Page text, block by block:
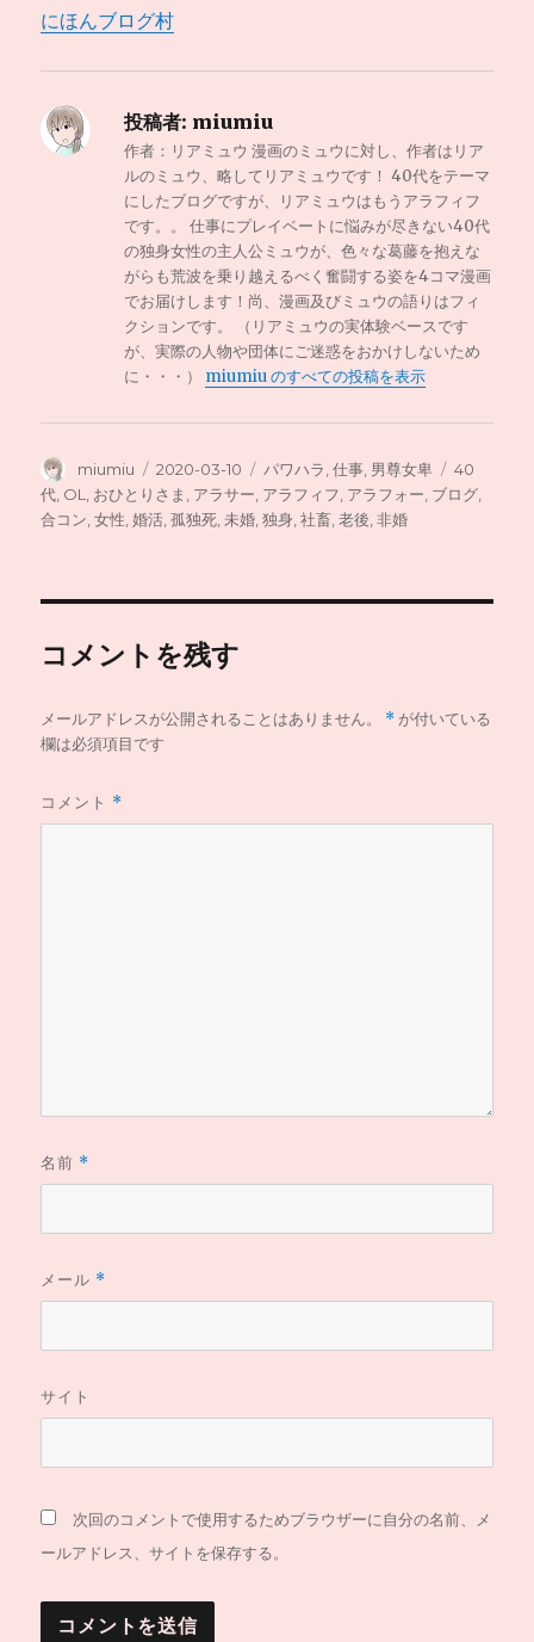
にほんブログ村
投稿者: miumiu
作者：リアミュウ 漫画のミュウに対し、作者はリア
ルのミュウ、略してリアミュウです！ 40代をテーマ
にしたブログですが、リアミュウはもうアラフィフ
です。。 仕事にプレイベートに悩みが尽きない40代
の独身女性の主人公ミュウが、色々な葛藤を抱えな
がらも荒波を乗り越えるべく奮闘する姿を4コマ漫画
でお届けします！尚、漫画及びミュウの語りはフィ
クションです。 （リアミュウの実体験ベースです
が、実際の人物や団体にご迷惑をおかけしないため
に・・・） miumiu のすべての投稿を表示
投
稿
者
miumiu
投
稿
日:
2020-03-10
カ
テ
ゴ
パワハラ ,仕事 男尊女卑
タ
グ
40
代 OL おひとりさま アラサー アラフィフ アラフォー ブログ
合コン ,女性 ,婚活 ,孤独死 未婚 ,独身 ,社畜 ,老後 ,非婚
コメントを残す
メールアドレスが公開されることはありません。 * が付いている
欄は必須項目です
コメント *
名前 *
メール *
サイト
次回のコメントで使用するためブラウザーに自分の名前、メ
ールアドレス、サイトを保存する。